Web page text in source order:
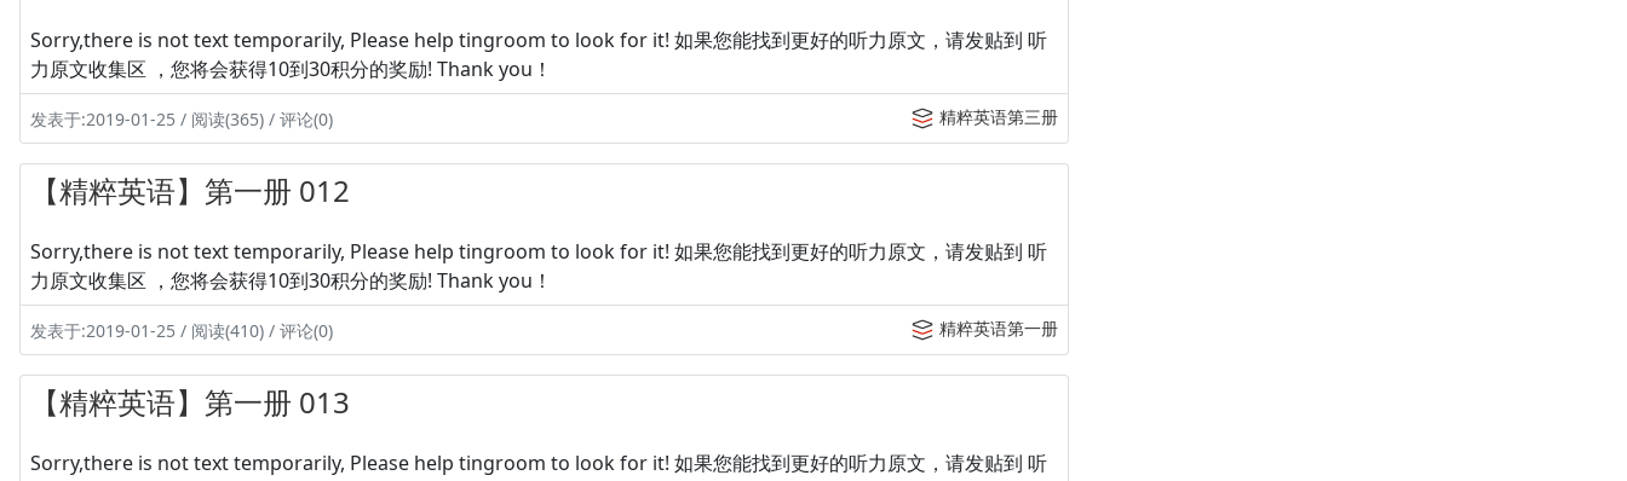
Sorry,there is not text temporarily, Please help tingroom to look for it! 如果您能找到更好的听力原文，请发贴到 听
力原文收集区 ，您将会获得10到30积分的奖励! Thank you！
发表于:2019-01-25 / 阅读(365) / 评论(0) 精粹英语第三册
【精粹英语】第一册 012
Sorry,there is not text temporarily, Please help tingroom to look for it! 如果您能找到更好的听力原文，请发贴到 听
力原文收集区 ，您将会获得10到30积分的奖励! Thank you！
发表于:2019-01-25 / 阅读(410) / 评论(0) 精粹英语第一册
【精粹英语】第一册 013
Sorry,there is not text temporarily, Please help tingroom to look for it! 如果您能找到更好的听力原文，请发贴到 听